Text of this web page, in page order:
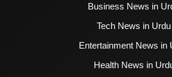
Business News in
Tech News in Urdu
Entertainment News in
Health News in